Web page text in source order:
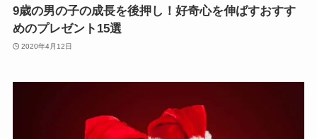
9歳の男の子の成長を後押し！好奇心を伸ばすおすす
めのプレゼント15選
2020年4月12日